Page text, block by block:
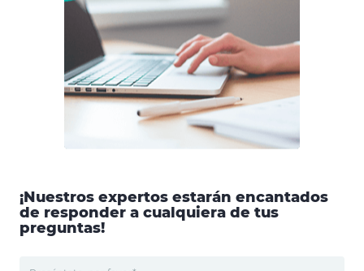
¡Nuestros expertos estarán encantados
de responder a cualquiera de tus
preguntas!